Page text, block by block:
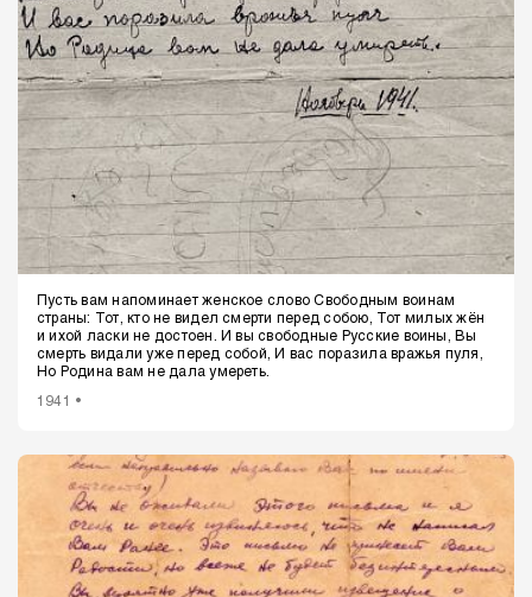
Пусть вам напоминает женское слово Свободным воинам
страны:
Тот, кто не видел смерти перед собою,
и ихой ласки не достоен. И вы свободные Русские воины,
смерть видали уже перед собой, И вас поразила вражья пуля,
Но Родина вам не дала умереть.
1941 •